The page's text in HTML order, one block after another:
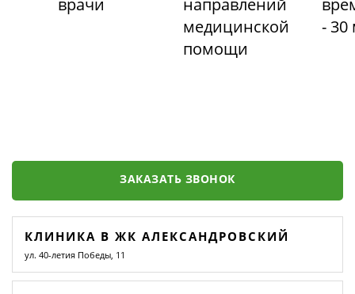
врачи
направлений
медицинской
помощи
- 30
ЗАКАЗАТЬ ЗВОНОК
КЛИНИКА В ЖК АЛЕКСАНДРОВСКИЙ
ул. 40-летия Победы, 11